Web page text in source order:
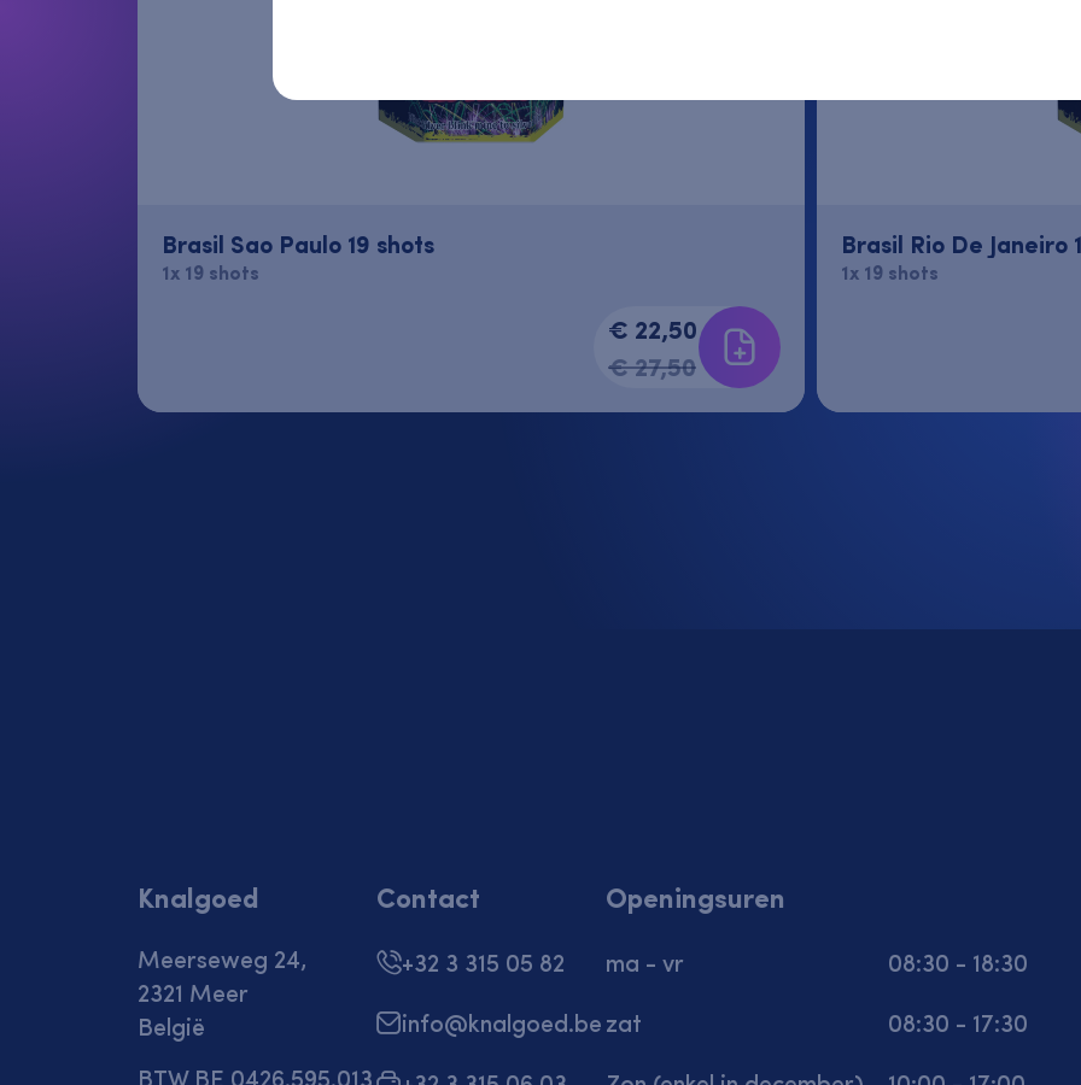
Brasil Sao Paulo 19 shots
1x 19 shots
€ 22,50
€ 27,50
Brasil Rio De Janeiro
1x 19 shots
Knalgoed
Meerseweg 24,
2321 Meer
België
BTW BE 0426.595.013
Contact
+32 3 315 05 82
info@knalgoed.be
Openingsuren
ma - vr
08:30 - 18:30
zat
08:30 - 17:30